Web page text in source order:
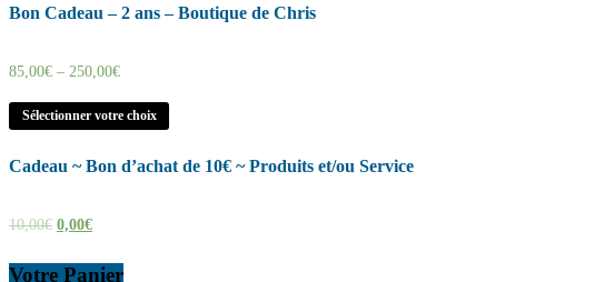
Bon Cadeau – 2 ans – Boutique de Chris
85,00€ – 250,00€
Sélectionner votre choix
Cadeau ~ Bon d’achat de 10€ ~ Produits et/ou Service
10,00€ 0,00€
Votre Panier